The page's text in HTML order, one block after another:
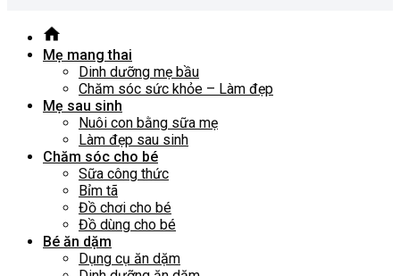
Mẹ mang thai
Dinh dưỡng mẹ bầu
Chăm sóc sức khỏe – Làm đẹp
Mẹ sau sinh
Nuôi con bằng sữa mẹ
Làm đẹp sau sinh
Chăm sóc cho bé
Sữa công thức
Bỉm tã
Đồ chơi cho bé
Đồ dùng cho bé
Bé ăn dặm
Dụng cụ ăn dặm